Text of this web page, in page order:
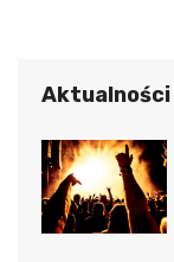
Aktualności